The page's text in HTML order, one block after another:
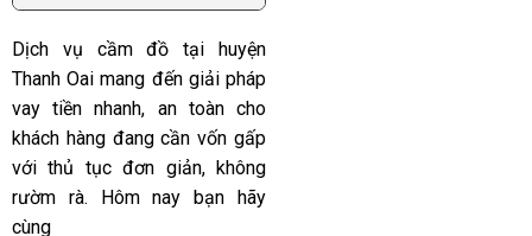
Dịch vụ cầm đồ tại huyện
Thanh Oai mang đến giải pháp
vay tiền nhanh, an toàn cho
khách hàng đang cần vốn gấp
với thủ tục đơn giản, không
rườm rà. Hôm nay bạn hãy
cùng